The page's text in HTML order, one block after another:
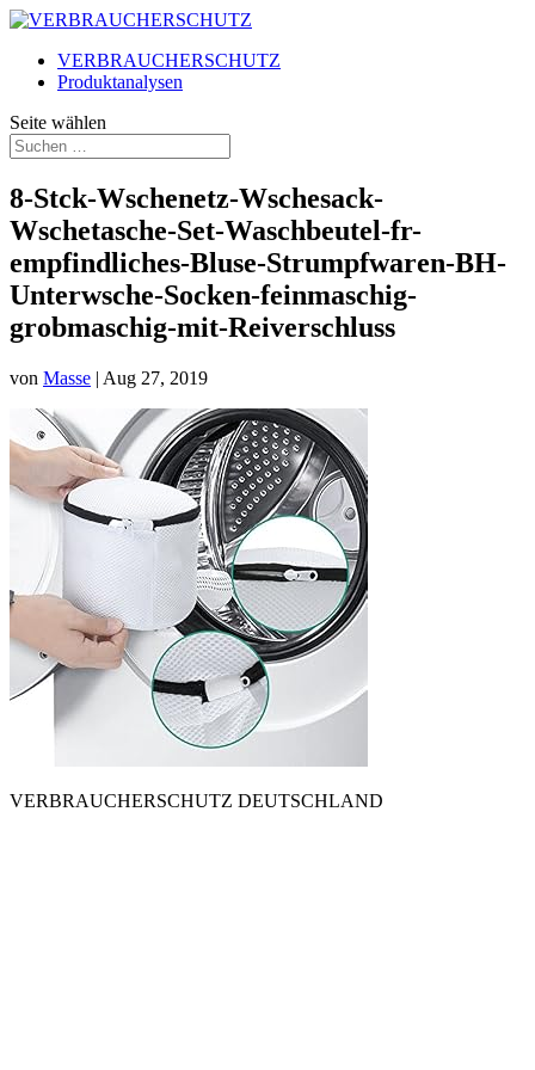
VERBRAUCHERSCHUTZ
Produktanalysen
Seite wählen
8-Stck-Wschenetz-Wschesack-
Wschetasche-Set-Waschbeutel-fr-
empfindliches-Bluse-Strumpfwaren-BH-
Unterwsche-Socken-feinmaschig-
grobmaschig-mit-Reiverschluss
von Masse | Aug 27, 2019
VERBRAUCHERSCHUTZ DEUTSCHLAND